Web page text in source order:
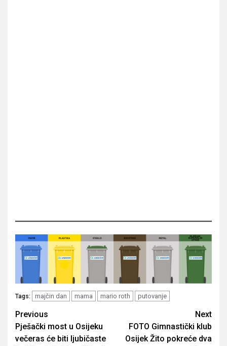
Tags: majčin dan mama mario roth putovanje
Post
navigation
Previous
Pješački most u Osijeku
večeras će biti ljubičaste
Next
FOTO Gimnastički klub
Osijek Žito pokreće dva